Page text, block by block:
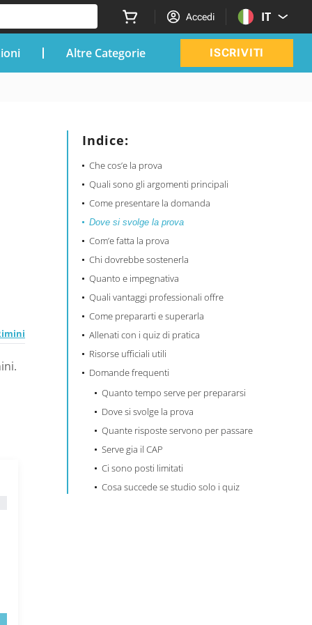
Accedi IT
Altre Categorie ISCRIVITI
Indice:
Che cos’e la prova
Quali sono gli argomenti principali
Come presentare la domanda
Dove si svolge la prova
Com’e fatta la prova
Chi dovrebbe sostenerla
Quanto e impegnativa
Quali vantaggi professionali offre
Come prepararti e superarla
Allenati con i quiz di pratica
Risorse ufficiali utili
Domande frequenti
Quanto tempo serve per prepararsi
Dove si svolge la prova
Quante risposte servono per passare
Serve gia il CAP
Ci sono posti limitati
Cosa succede se studio solo i quiz